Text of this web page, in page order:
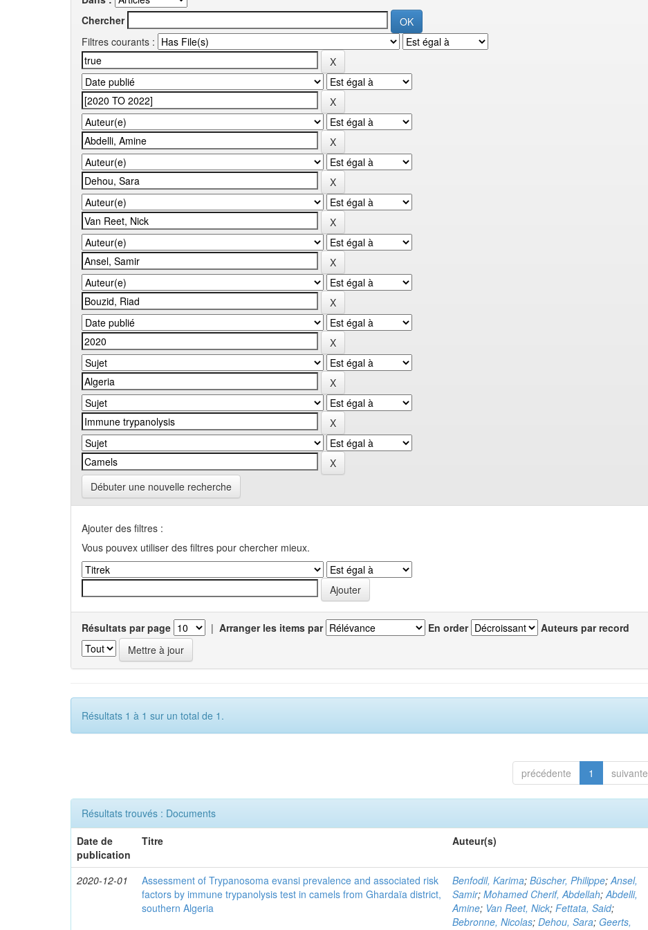
Chercher
Filtres courants :
Débuter une nouvelle recherche
Ajouter des filtres :
Vous pouvex utiliser des filtres pour chercher mieux.
Résultats par page | Arranger les items par En order Auteurs par record
Résultats 1 à 1 sur un total de 1.
précédente 1 suivante
Résultats trouvés : Documents
Date de
publication
Titre Auteur(s)
2020-12-01
Assessment of Trypanosoma evansi prevalence and associated risk
factors by immune trypanolysis test in camels from Ghardaïa district,
southern Algeria
Benfodil, Karima;Büscher, Philippe;Ansel,
Samir;Mohamed Cherif, Abdellah;Abdelli,
Amine; Van Reet, Nick;Fettata, Said;
Bebronne, Nicolas;Dehou, Sara; Geerts,